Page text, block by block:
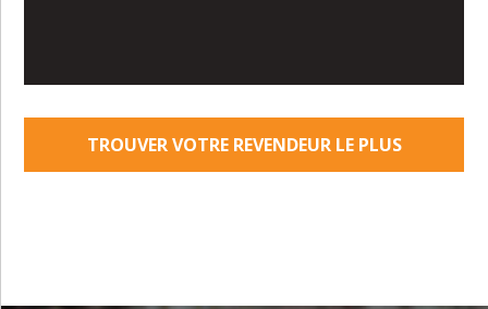
TROUVER VOTRE REVENDEUR LE PLUS